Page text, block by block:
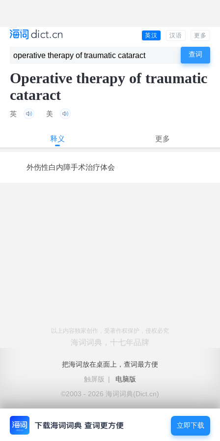
英汉 汉语 更多
Operative therapy of traumatic
cataract
英 美
释义 更多
外伤性白内障手术治疗体会
以上内容独家创作，受著作权保护，侵权必究
海词词典，十七年品牌
把海词放在桌面上，查词最方便
触屏版
|
电脑版
©2003 - 2026 海词词典(Dict.cn)
立即下载
立即下载